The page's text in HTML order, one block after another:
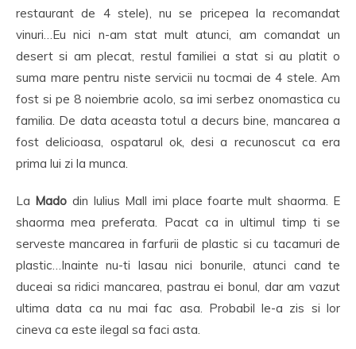
restaurant de 4 stele), nu se pricepea la recomandat
vinuri…Eu nici n-am stat mult atunci, am comandat un
desert si am plecat, restul familiei a stat si au platit o
suma mare pentru niste servicii nu tocmai de 4 stele. Am
fost si pe 8 noiembrie acolo, sa imi serbez onomastica cu
familia. De data aceasta totul a decurs bine, mancarea a
fost delicioasa, ospatarul ok, desi a recunoscut ca era
prima lui zi la munca.
La Mado din Iulius Mall imi place foarte mult shaorma. E
shaorma mea preferata. Pacat ca in ultimul timp ti se
serveste mancarea in farfurii de plastic si cu tacamuri de
plastic…Inainte nu-ti lasau nici bonurile, atunci cand te
duceai sa ridici mancarea, pastrau ei bonul, dar am vazut
ultima data ca nu mai fac asa. Probabil le-a zis si lor
cineva ca este ilegal sa faci asta.